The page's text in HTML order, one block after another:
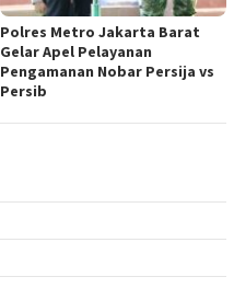
Polres Metro Jakarta Barat
Gelar Apel Pelayanan
Pengamanan Nobar Persija vs
Persib